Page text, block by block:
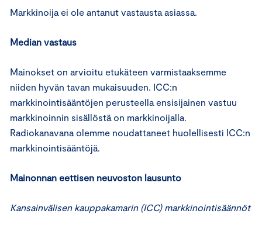
Markkinoija ei ole antanut vastausta asiassa.
Median vastaus
Mainokset on arvioitu etukäteen varmistaaksemme
niiden hyvän tavan mukaisuuden. ICC:n
markkinointisääntöjen perusteella ensisijainen vastuu
markkinoinnin sisällöstä on markkinoijalla.
Radiokanavana olemme noudattaneet huolellisesti ICC:n
markkinointisääntöjä.
Mainonnan eettisen neuvoston lausunto
Kansainvälisen kauppakamarin (ICC) markkinointisäännöt